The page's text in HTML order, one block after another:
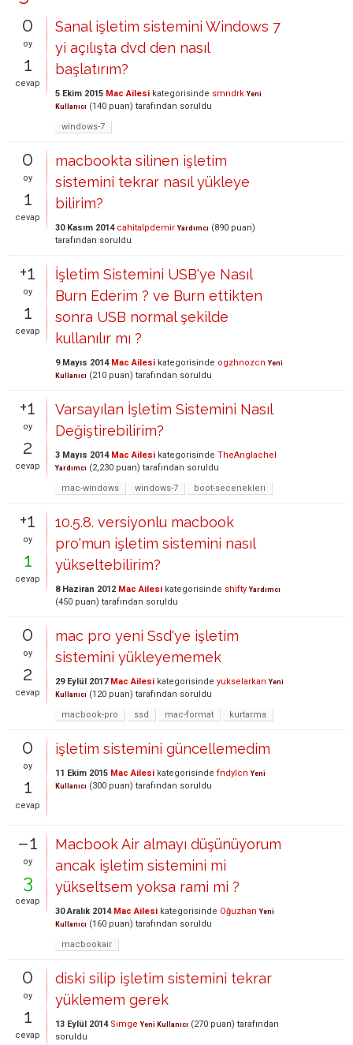
0
oy
1
cevap
Sanal işletim sistemini Windows 7
yi açılışta dvd den nasıl
başlatırım?
5 Ekim 2015 Mac Ailesi kategorisinde smndrk Yeni
Kullanıcı (140 puan) tarafından soruldu
windows-7
0
oy
1
cevap
macbookta silinen işletim
sistemini tekrar nasıl yükleye
bilirim?
30 Kasım 2014 cahitalpdemir Yardımcı (890 puan)
tarafından soruldu
+1
oy
1
cevap
İşletim Sistemini USB'ye Nasıl
Burn Ederim ? ve Burn ettikten
sonra USB normal şekilde
kullanılır mı ?
9 Mayıs 2014 Mac Ailesi kategorisinde ogzhnozcn Yeni
Kullanıcı (210 puan) tarafından soruldu
+1
oy
2
cevap
Varsayılan İşletim Sistemini Nasıl
Değiştirebilirim?
3 Mayıs 2014 Mac Ailesi kategorisinde TheAnglachel
Yardımcı (2,230 puan) tarafından soruldu
mac-windows
windows-7 boot-secenekleri
+1
oy
1
cevap
10.5.8. versiyonlu macbook
pro'mun işletim sistemini nasıl
yükseltebilirim?
8 Haziran 2012 Mac Ailesi kategorisinde shifty Yardımcı
(450 puan) tarafından soruldu
0
oy
2
cevap
mac pro yeni Ssd'ye işletim
sistemini yükleyememek
29 Eylül 2017 Mac Ailesi kategorisinde yukselarkan Yeni
Kullanıcı (120 puan) tarafından soruldu
macbook-pro
ssd mac-format kurtarma
0
oy
1
cevap
işletim sistemini güncellemedim
11 Ekim 2015 Mac Ailesi kategorisinde fndylcn Yeni
Kullanıcı (300 puan) tarafından soruldu
–1
oy
3
cevap
Macbook Air almayı düşünüyorum
ancak işletim sistemini mi
yükseltsem yoksa rami mi ?
30 Aralık 2014 Mac Ailesi kategorisinde Oğuzhan Yeni
Kullanıcı (160 puan) tarafından soruldu
macbookair
0
oy
1
cevap
diski silip işletim sistemini tekrar
yüklemem gerek
13 Eylül 2014 Simge Yeni Kullanıcı (270 puan) tarafından
soruldu